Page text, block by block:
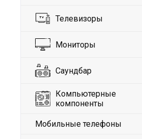
Телевизоры
Мониторы
Саундбар
Компьютерные
компоненты
Мобильные телефоны